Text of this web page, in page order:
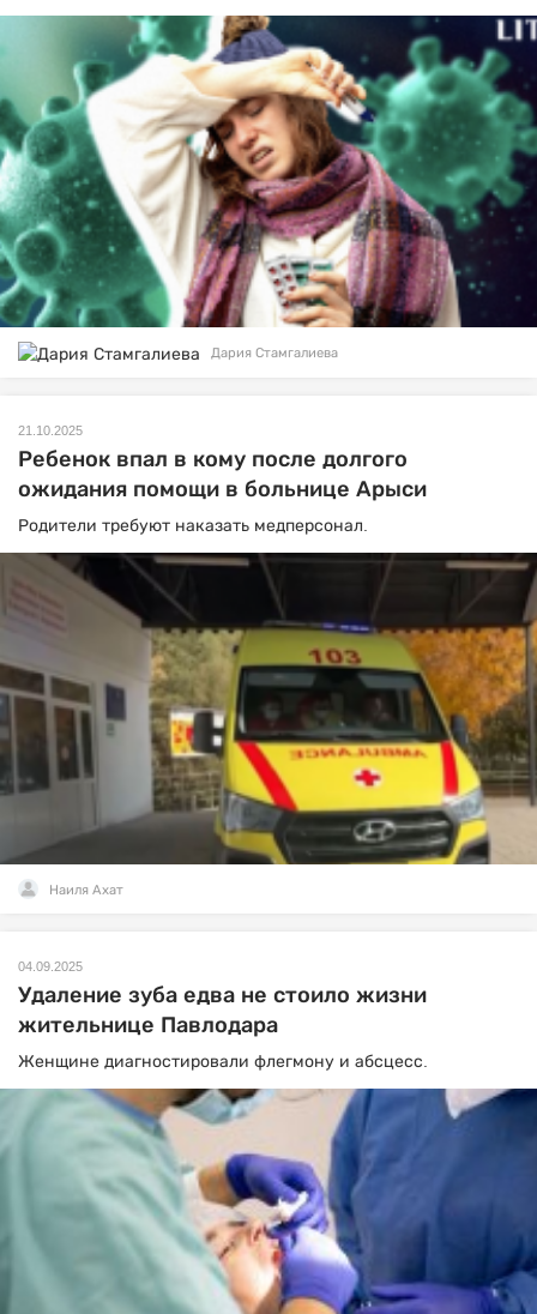
Дария Стамгалиева
21.10.2025
Ребенок впал в кому после долгого
ожидания помощи в больнице Арыси
Родители требуют наказать медперсонал.
Наиля Ахат
04.09.2025
Удаление зуба едва не стоило жизни
жительнице Павлодара
Женщине диагностировали флегмону и абсцесс.